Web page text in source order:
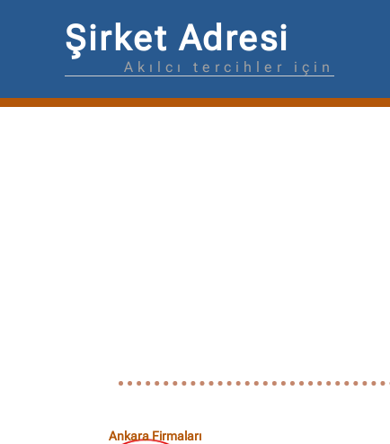
Şirket Adresi
Akılcı tercihler için
Ankara Firmaları